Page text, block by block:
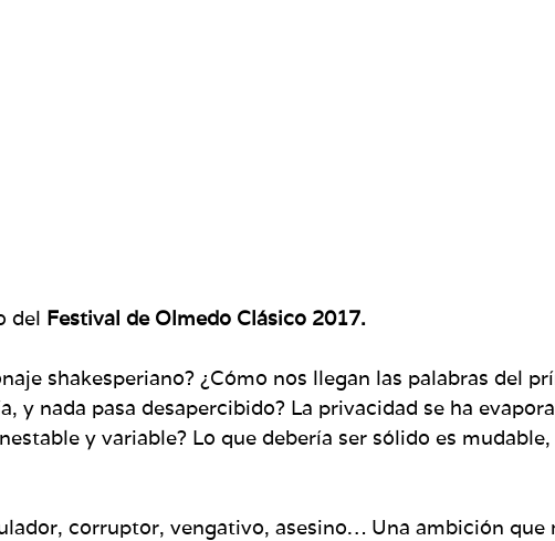
del Festival de Olmedo Clásico 2017.
shakesperiano? ¿Cómo nos llegan las palabras del
y nada pasa desapercibido? La privacidad se ha
y variable? Lo que debería ser sólido es
corruptor, vengativo, asesino… Una ambición que